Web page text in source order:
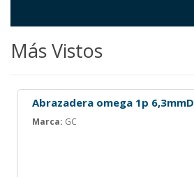
Más Vistos
Abrazadera omega 1p 6,3mmD
Marca: GC